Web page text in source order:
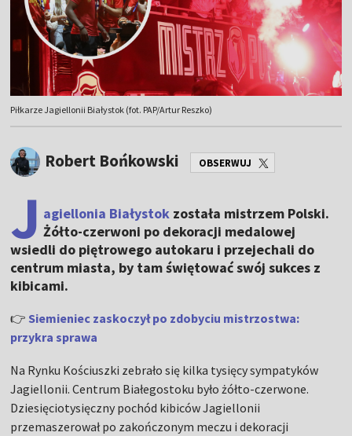
Piłkarze Jagiellonii Białystok (fot. PAP/Artur Reszko)
Robert Bońkowski OBSERWUJ
J agiellonia Białystok została mistrzem Polski.
Żółto-czerwoni po dekoracji medalowej
wsiedli do piętrowego autokaru i przejechali do
centrum miasta, by tam świętować swój sukces z
kibicami.
👉 Siemieniec zaskoczył po zdobyciu mistrzostwa:
przykra sprawa
Na Rynku Kościuszki zebrało się kilka tysięcy sympatyków
Jagiellonii. Centrum Białegostoku było żółto-czerwone.
Dziesięciotysięczny pochód kibiców Jagiellonii
przemaszerował po zakończonym meczu i dekoracji